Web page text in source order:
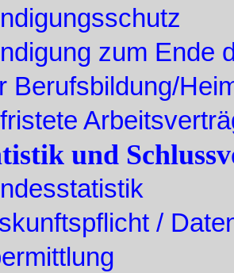
zum Ende
und
/